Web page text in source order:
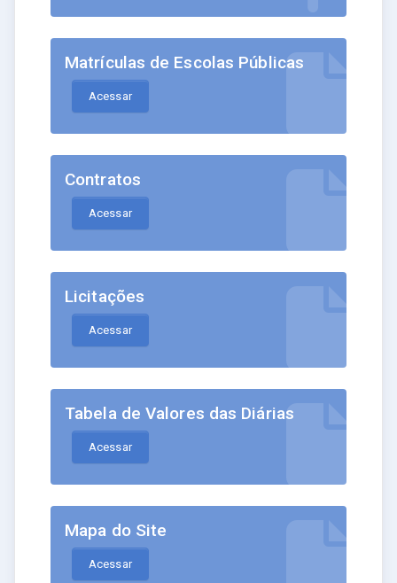
Matrículas de Escolas Públicas
Acessar
Contratos
Acessar
Licitações
Acessar
Tabela de Valores das Diárias
Acessar
Mapa do Site
Acessar